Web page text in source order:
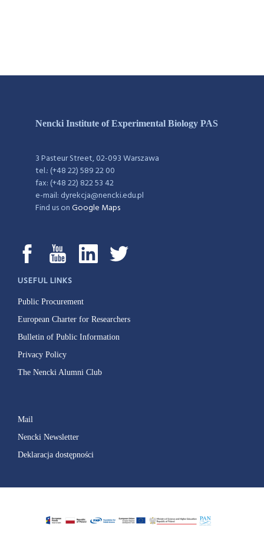
Nencki Institute of Experimental Biology PAS
3 Pasteur Street, 02-093 Warszawa
tel.: (+48 22) 589 22 00
fax: (+48 22) 822 53 42
e-mail: dyrekcja@nencki.edu.pl
Find us onGoogle Maps
USEFUL LINKS
Public Procurement
European Charter for Researchers
Bulletin of Public Information
Privacy Policy
The Nencki Alumni Club
Mail
Nencki Newsletter
Deklaracja dostępności